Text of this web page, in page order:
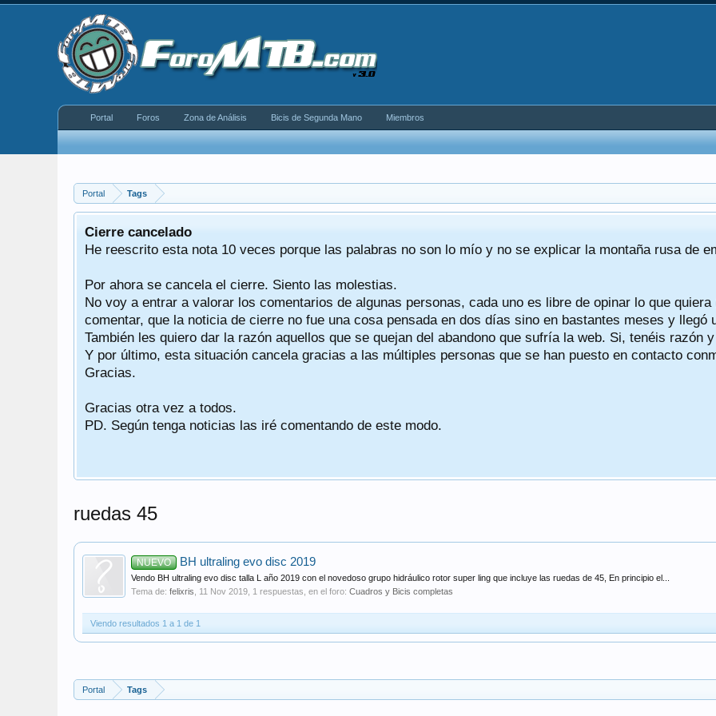
Portal Tags
Cierre cancelado
He reescrito esta nota 10 veces porque las palabras no son lo mío y no se explicar la montaña rusa de
Por ahora se cancela el cierre. Siento las molestias.
No voy a entrar a valorar los comentarios de algunas personas, cada uno es libre de opinar lo que
comentar, que la noticia de cierre no fue una cosa pensada en dos días sino en bastantes meses y llegó
También les quiero dar la razón aquellos que se quejan del abandono que sufría la web. Si, tenéis razón
Y por último, esta situación cancela gracias a las múltiples personas que se han puesto en contacto
Gracias.
Gracias otra vez a todos.
PD. Según tenga noticias las iré comentando de este modo.
ruedas 45
NUEVO BH ultraling evo disc 2019
Vendo BH ultraling evo disc talla L año 2019 con el novedoso grupo hidráulico rotor super ling que incluye las ruedas de 45, En principio el...
Tema de: felixris 11 Nov 2019 , 1 respuestas, en el foro: Cuadros y Bicis completas
Viendo resultados 1 a 1 de 1
Portal Tags
Portal Foros Zona de Análisis Bicis de Segunda Mano Miembros